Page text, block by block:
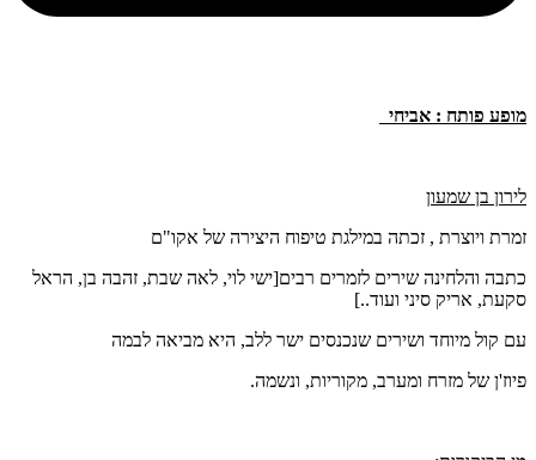
מופע פותח : אביחי
לירון בן שמעון
זמרת ויוצרת , זכתה במילגת טיפוח היצירה של אקו"ם
כתבה והלחינה שירים לזמרים רבים[ישי לוי, לאה שבת, זהבה בן, הראל
סקעת, אריק סיני ועוד..]
עם קול מיוחד ושירים שנכנסים ישר ללב, היא מביאה לבמה
פיוז'ן של מזרח ומערב, מקוריות, ונשמה.